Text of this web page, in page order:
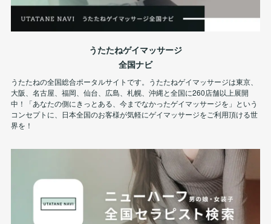
うたたねゲイマッサージ
全国ナビ
うたたねの全国総合ポータルサイトです。うたたねゲイマッサージは東京、
大阪、名古屋、福岡、仙台、広島、札幌、沖縄と全国に260店舗以上展開
中！「あなたの側にきっとある、今までなかったゲイマッサージを」という
コンセプトに、日本全国のお客様が気軽にゲイマッサージをご利用頂ける世
界を！